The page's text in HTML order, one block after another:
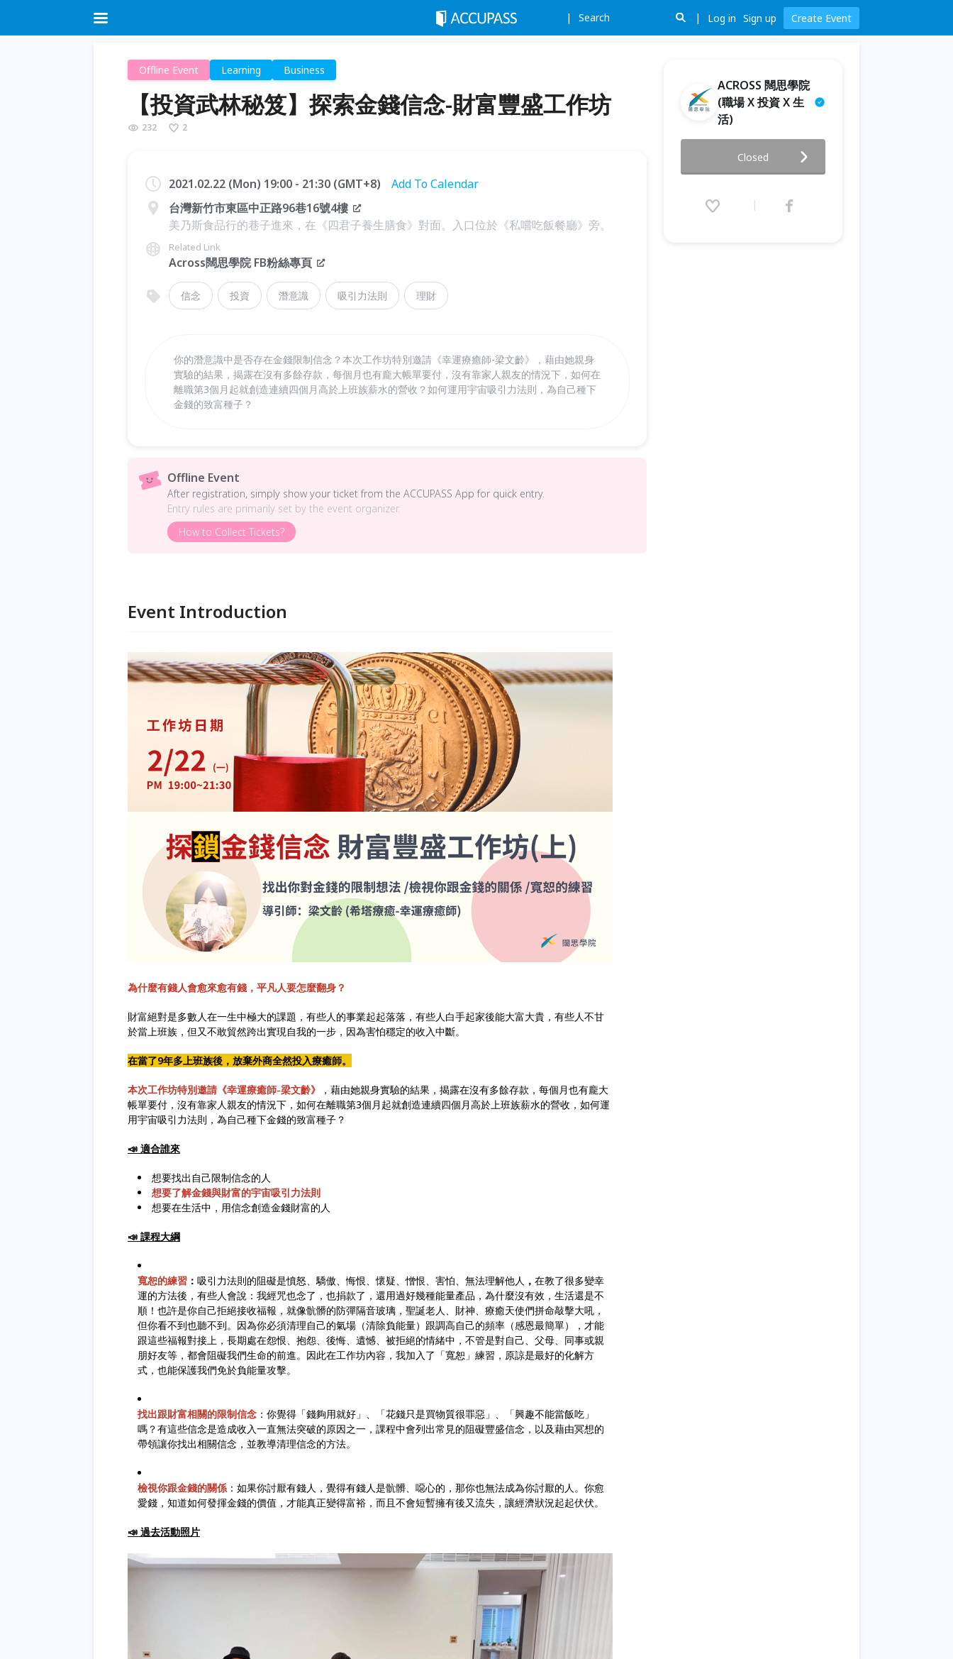
Search Log in Sign up Create Event
Offline Event Learning Business
【投資武林秘笈】探索金錢信念-財富豐盛工作坊
232 2
2021.02.22 (Mon) 19:00 - 21:30 (GMT+8)
Add To Calendar
台灣新竹市東區中正路96巷16號4樓
美乃斯食品行的巷子進來，在《四君子養生膳食》對面。入口位於《私嚐吃飯餐廳》旁。
Related Link
Across闊思學院 FB粉絲專頁
信念 投資 潛意識 吸引力法則 理財
你的潛意識中是否存在金錢限制信念？本次工作坊特別邀請《幸運療癒師-梁文齡》，藉由她親身
實驗的結果，揭露在沒有多餘存款，每個月也有龐大帳單要付，沒有靠家人親友的情況下，如何在
離職第3個月起就創造連續四個月高於上班族薪水的營收？如何運用宇宙吸引力法則，為自己種下
金錢的致富種子？
Offline Event
After registration, simply show your ticket from the ACCUPASS App for quick entry.
Entry rules are primarily set by the event organizer.
How to Collect Tickets?
Event Introduction
為什麼有錢人會愈來愈有錢，平凡人要怎麼翻身？
財富絕對是多數人在一生中極大的課題，有些人的事業起起落落，有些人白手起家後能大富大貴，有些人不甘
於當上班族，但又不敢貿然跨出實現自我的一步，因為害怕穩定的收入中斷。
在當了9年多上班族後，放棄外商全然投入療癒師。
本次工作坊特別邀請《幸運療癒師-梁文齡》
，藉由她親身實驗的結果，揭露在沒有多餘存款，每個月也有龐大
帳單要付，沒有靠家人親友的情況下，如何在離職第3個月起就創造連續四個月高於上班族薪水的營收，如何運
用宇宙吸引力法則，為自己種下金錢的致富種子？
📣 適合誰來
想要找出自己限制信念的人
想要了解金錢與財富的宇宙吸引力法則
想要在生活中，用信念創造金錢財富的人
📣 課程大綱
寬恕的練習 ： 吸引力法則的阻礙是憤怒、驕傲、悔恨、懷疑、憎恨、害怕、無法理解他人 ， 在教了很多變幸
運的方法後，有些人會說：我經咒也念了，也捐款了，還用過好幾種能量產品，為什麼沒有效，生活還是不
順！也許是你自己拒絕接收福報，就像骯髒的防彈隔音玻璃，聖誕老人、財神、療癒天使們拼命敲擊大吼，
但你看不到也聽不到。因為你必須清理自己的氣場（清除負能量）跟調高自己的頻率（感恩最簡單），才能
跟這些福報對接上，長期處在怨恨、抱怨、後悔、遺憾、被拒絕的情緒中，不管是對自己、父母、同事或親
朋好友等，都會阻礙我們生命的前進。因此在工作坊內容，我加入了「寬恕」練習，原諒是最好的化解方
式，也能保護我們免於負能量攻擊。
找出跟財富相關的限制信念 ：你覺得「錢夠用就好」、「花錢只是買物質很罪惡」、「興趣不能當飯吃」
嗎？有這些信念是造成收入一直無法突破的原因之一，課程中會列出常見的阻礙豐盛信念，以及藉由冥想的
帶領讓你找出相關信念，並教導清理信念的方法。
檢視你跟金錢的關係 ：如果你討厭有錢人，覺得有錢人是骯髒、噁心的，那你也無法成為你討厭的人。你愈
愛錢，知道如何發揮金錢的價值，才能真正變得富裕，而且不會短暫擁有後又流失，讓經濟狀況起起伏伏。
📣 過去活動照片
ACROSS 闊思學院
(職場 X 投資 X 生
活)
財富豐盛工作坊
2021.02.22 (Mon) 19:00 - 21:30
Closed